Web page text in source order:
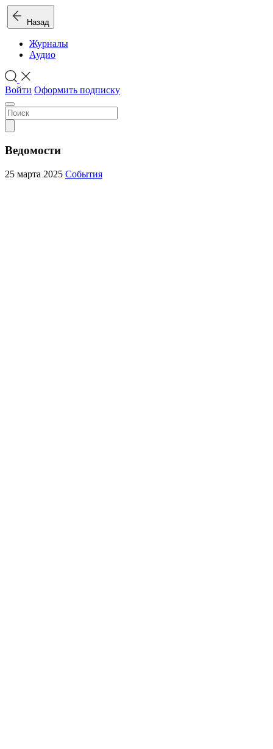
Назад
Журналы
Аудио
Войти Оформить подписку
Ведомости
25 марта 2025 События